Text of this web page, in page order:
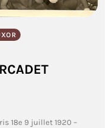
18e 9 juillet 1920 –